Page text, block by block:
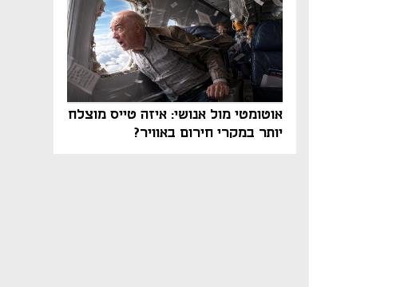
אוטומטי מול אנושי: איזה טייס מוצלח
יותר במקרי חירום באוויר?